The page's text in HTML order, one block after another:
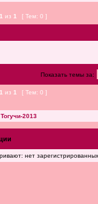
1 из 1 [ Тем: 0 ]
Показать темы за:
1 из 1 [ Тем: 0 ]
Тогучи-2013
нет